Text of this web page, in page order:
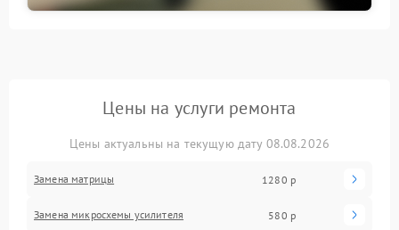
Цены на услуги ремонта
Цены актуальны на текущую дату 08.08.2026
Замена матрицы 1280 р
Замена микросхемы усилителя 580 р